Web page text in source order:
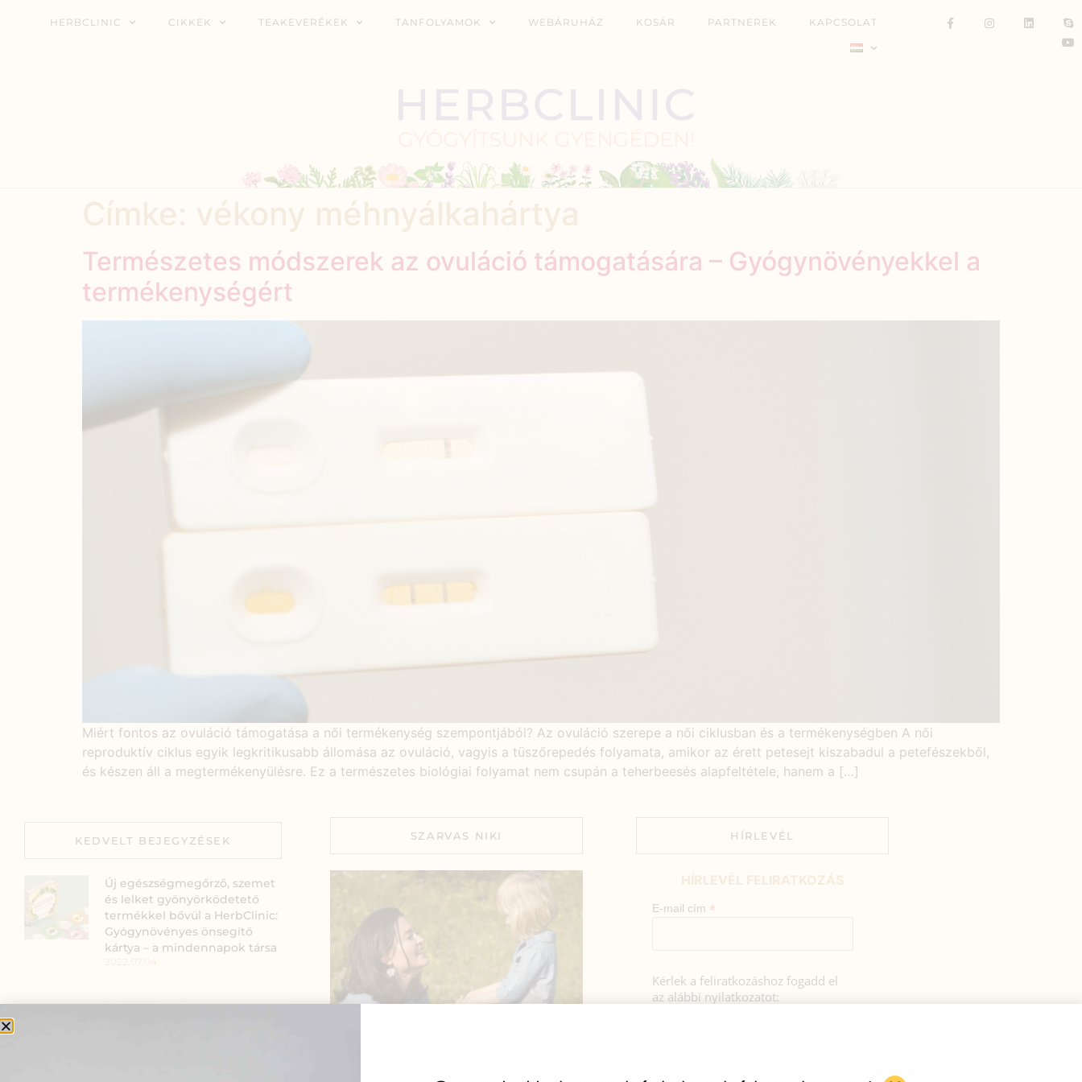
HERBCLINIC CIKKEK TEAKEVERÉKEK TANFOLYAMOK WEBÁRUHÁZ KOSÁR PARTNEREK KAPCSOLAT
Természetes módszerek az ovuláció támogatására – Gyógynövényekkel a
termékenységért
Miért fontos az ovuláció támogatása a női termékenység szempontjából? Az ovuláció szerepe a női ciklusban és a termékenységben A női
reproduktív ciklus egyik legkritikusabb állomása az ovuláció, vagyis a tüszőrepedés folyamata, amikor az érett petesejt kiszabadul a petefészekből,
és készen áll a megtermékenyülésre. Ez a természetes biológiai folyamat nem csupán a teherbeesés alapfeltétele, hanem a […]
KEDVELT BEJEGYZÉSEK
Új egészségmegőrző, szemet
és lelket gyönyörködetető
termékkel bővül a HerbClinic:
Gyógynövényes önsegítő
kártya – a mindennapok társa
SZARVAS NIKI HÍRLEVÉL
E-mail cím *
Kérlek a feliratkozáshoz fogadd el
az alábbi nyilatkozatot: